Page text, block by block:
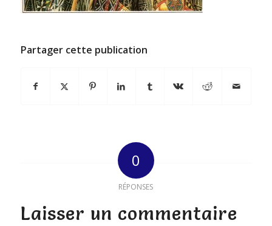
Partager cette publication
0
RÉPONSES
Laisser un commentaire